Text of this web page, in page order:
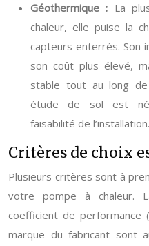
Géothermique : La
chaleur, elle puise la
capteurs enterrés. Son
son coût plus élevé,
stable tout au long de
étude de sol est
faisabilité de l’installation.
Critères de choix
Plusieurs critères sont à
votre pompe à chaleur.
coefficient de performance
marque du fabricant sont